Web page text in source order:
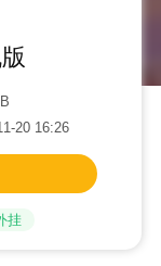
20 16:26
挂